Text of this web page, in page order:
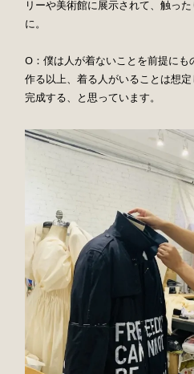
リーや美術館に展示されて、触っ
に。
O：僕は人が着ないことを前提に
作る以上、着る人がいることは想
完成する、と思っています。